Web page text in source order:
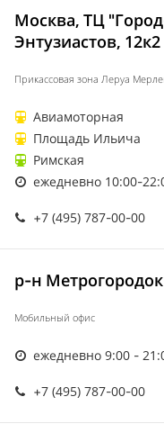
Москва, ТЦ
Энтузиастов, 12к2
Прикассовая зона Леруа
Авиамоторная
Площадь Ильича
Римская
ежедневно 10:00-
+7 (495) 787-00-00
р-н Метрогородок
Мобильный офис
ежедневно 9:00 -
+7 (495) 787-00-00